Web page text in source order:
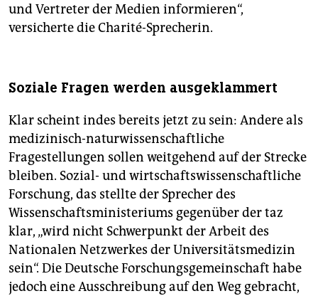
und Vertreter der Medien informieren“,
versicherte die Charité-Sprecherin.
Soziale Fragen werden ausgeklammert
Klar scheint indes bereits jetzt zu sein: Andere als
medizinisch-naturwissenschaftliche
Fragestellungen sollen weitgehend auf der Strecke
bleiben. Sozial- und wirtschaftswissenschaftliche
Forschung, das stellte der Sprecher des
Wissenschaftsministeriums gegenüber der taz
klar, „wird nicht Schwerpunkt der Arbeit des
Nationalen Netzwerkes der Universitätsmedizin
sein“. Die Deutsche Forschungsgemeinschaft habe
jedoch eine Ausschreibung auf den Weg gebracht,